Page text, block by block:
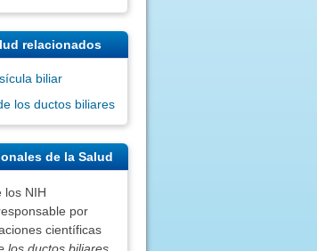
relacionados
biliar
los ductos biliares
de la Salud
los NIH
por
científicas